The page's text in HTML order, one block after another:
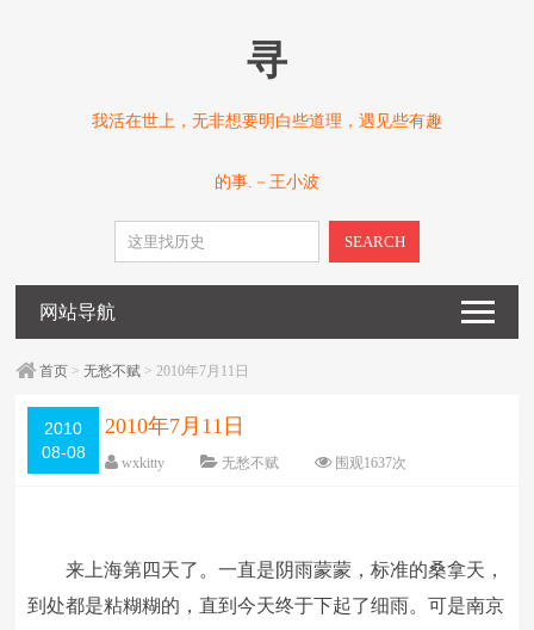
寻
我活在世上，无非想要明白些道理，遇见些有趣
的事.－王小波
SEARCH
网站导航
首页 >无愁不赋 > 2010年7月11日
2010
08-08
2010年7月11日
wxkitty 无愁不赋 围观1637次
来上海第四天了。一直是阴雨蒙蒙，标准的桑拿天，
到处都是粘糊糊的，直到今天终于下起了细雨。可是南京